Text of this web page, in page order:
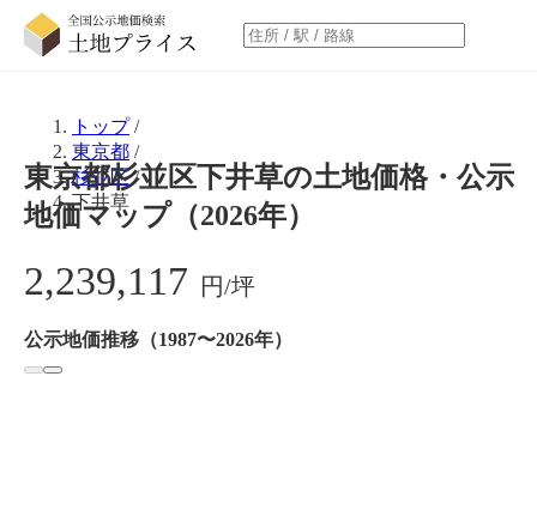
トップ/
東京都 /
杉並区/
下井草
東京都杉並区下井草の土地価格・公示
地価マップ（2026年）
2,239,117 円/坪
公示地価推移（1987〜2026年）